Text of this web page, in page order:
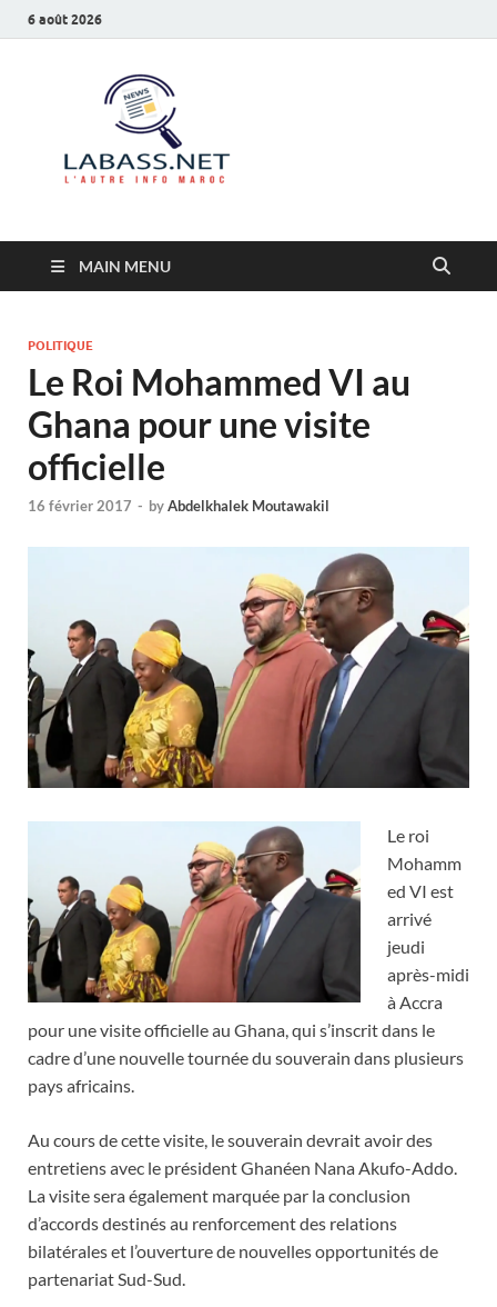
6 août 2026
MAIN MENU
POLITIQUE
Le Roi Mohammed VI au
Ghana pour une visite
officielle
16 février 2017 - byAbdelkhalek Moutawakil
Le roi
Mohamm
ed VI est
arrivé
jeudi
après-midi
à Accra
pour une visite officielle au Ghana, qui s’inscrit dans le
cadre d’une nouvelle tournée du souverain dans plusieurs
pays africains.
Au cours de cette visite, le souverain devrait avoir des
entretiens avec le président Ghanéen Nana Akufo-Addo.
La visite sera également marquée par la conclusion
d’accords destinés au renforcement des relations
bilatérales et l’ouverture de nouvelles opportunités de
partenariat Sud-Sud.